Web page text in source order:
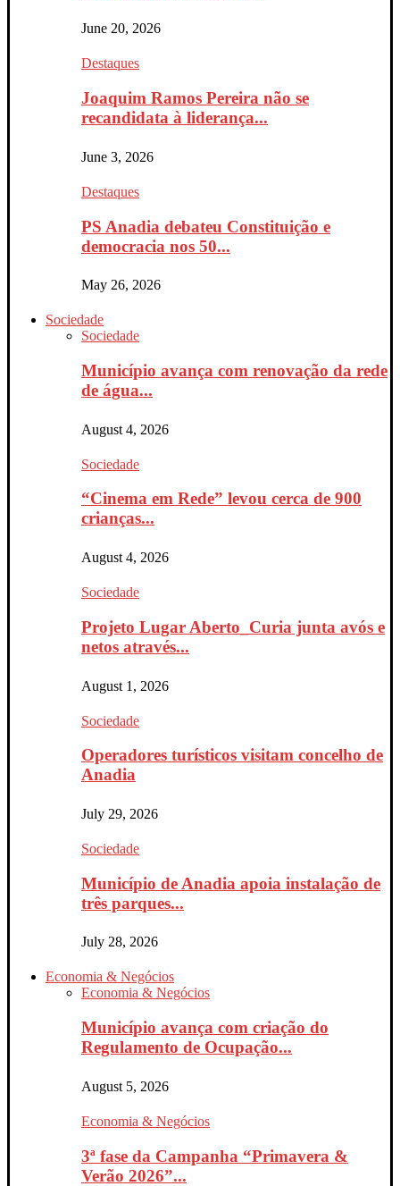
June 20, 2026
Destaques
Joaquim Ramos Pereira não se
recandidata à liderança...
June 3, 2026
Destaques
PS Anadia debateu Constituição e
democracia nos 50...
May 26, 2026
Sociedade
Sociedade
Município avança com renovação da rede
de água...
August 4, 2026
Sociedade
“Cinema em Rede” levou cerca de 900
crianças...
August 4, 2026
Sociedade
Projeto Lugar Aberto_Curia junta avós e
netos através...
August 1, 2026
Sociedade
Operadores turísticos visitam concelho de
Anadia
July 29, 2026
Sociedade
Município de Anadia apoia instalação de
três parques...
July 28, 2026
Economia & Negócios
Economia & Negócios
Município avança com criação do
Regulamento de Ocupação...
August 5, 2026
Economia & Negócios
3ª fase da Campanha “Primavera &
Verão 2026”...